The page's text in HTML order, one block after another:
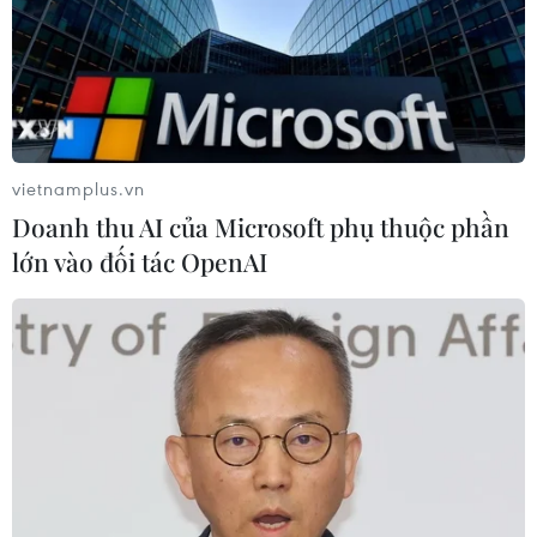
dạng ngành nghề, huy động được nội lực của
người dân nông thôn trong xây dựng cơ sở vật
chất, hạ tầng kinh tế-xã hội nông thôn mới. Việc
thực hiện nghiêm túc các quy ước, hương ước,
nếp sống văn minh trong việc cưới, việc tang và
lễ hội; tổ chức các hoạt động văn hóa văn nghệ,
thể dục, thể thao đã phát huy các giá trị văn hóa
truyền thống, làm cho quan hệ gia đình, hàng
xóm ngày càng được gắn bó, an ninh chính trị,
trật tự an toàn xã hội được giữ vững, từng bước
nâng cao mức hưởng thụ về văn hóa cho người
dân nông thôn.
Thu nhập bình quân đầu người khu vực nông
thôn của Lào Cai 9 tháng năm 2018 đạt 19,73
triệu đồng/người/năm, tăng 1,73 triệu đồng so
với cùng kỳ năm 2017. Số hộ nghèo của địa
vietnamplus.vn
Doanh thu AI của Microsoft phụ thuộc phần
lớn vào đối tác OpenAI